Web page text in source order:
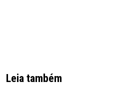
Leia também